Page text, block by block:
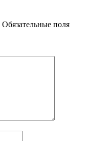
Обязательные поля